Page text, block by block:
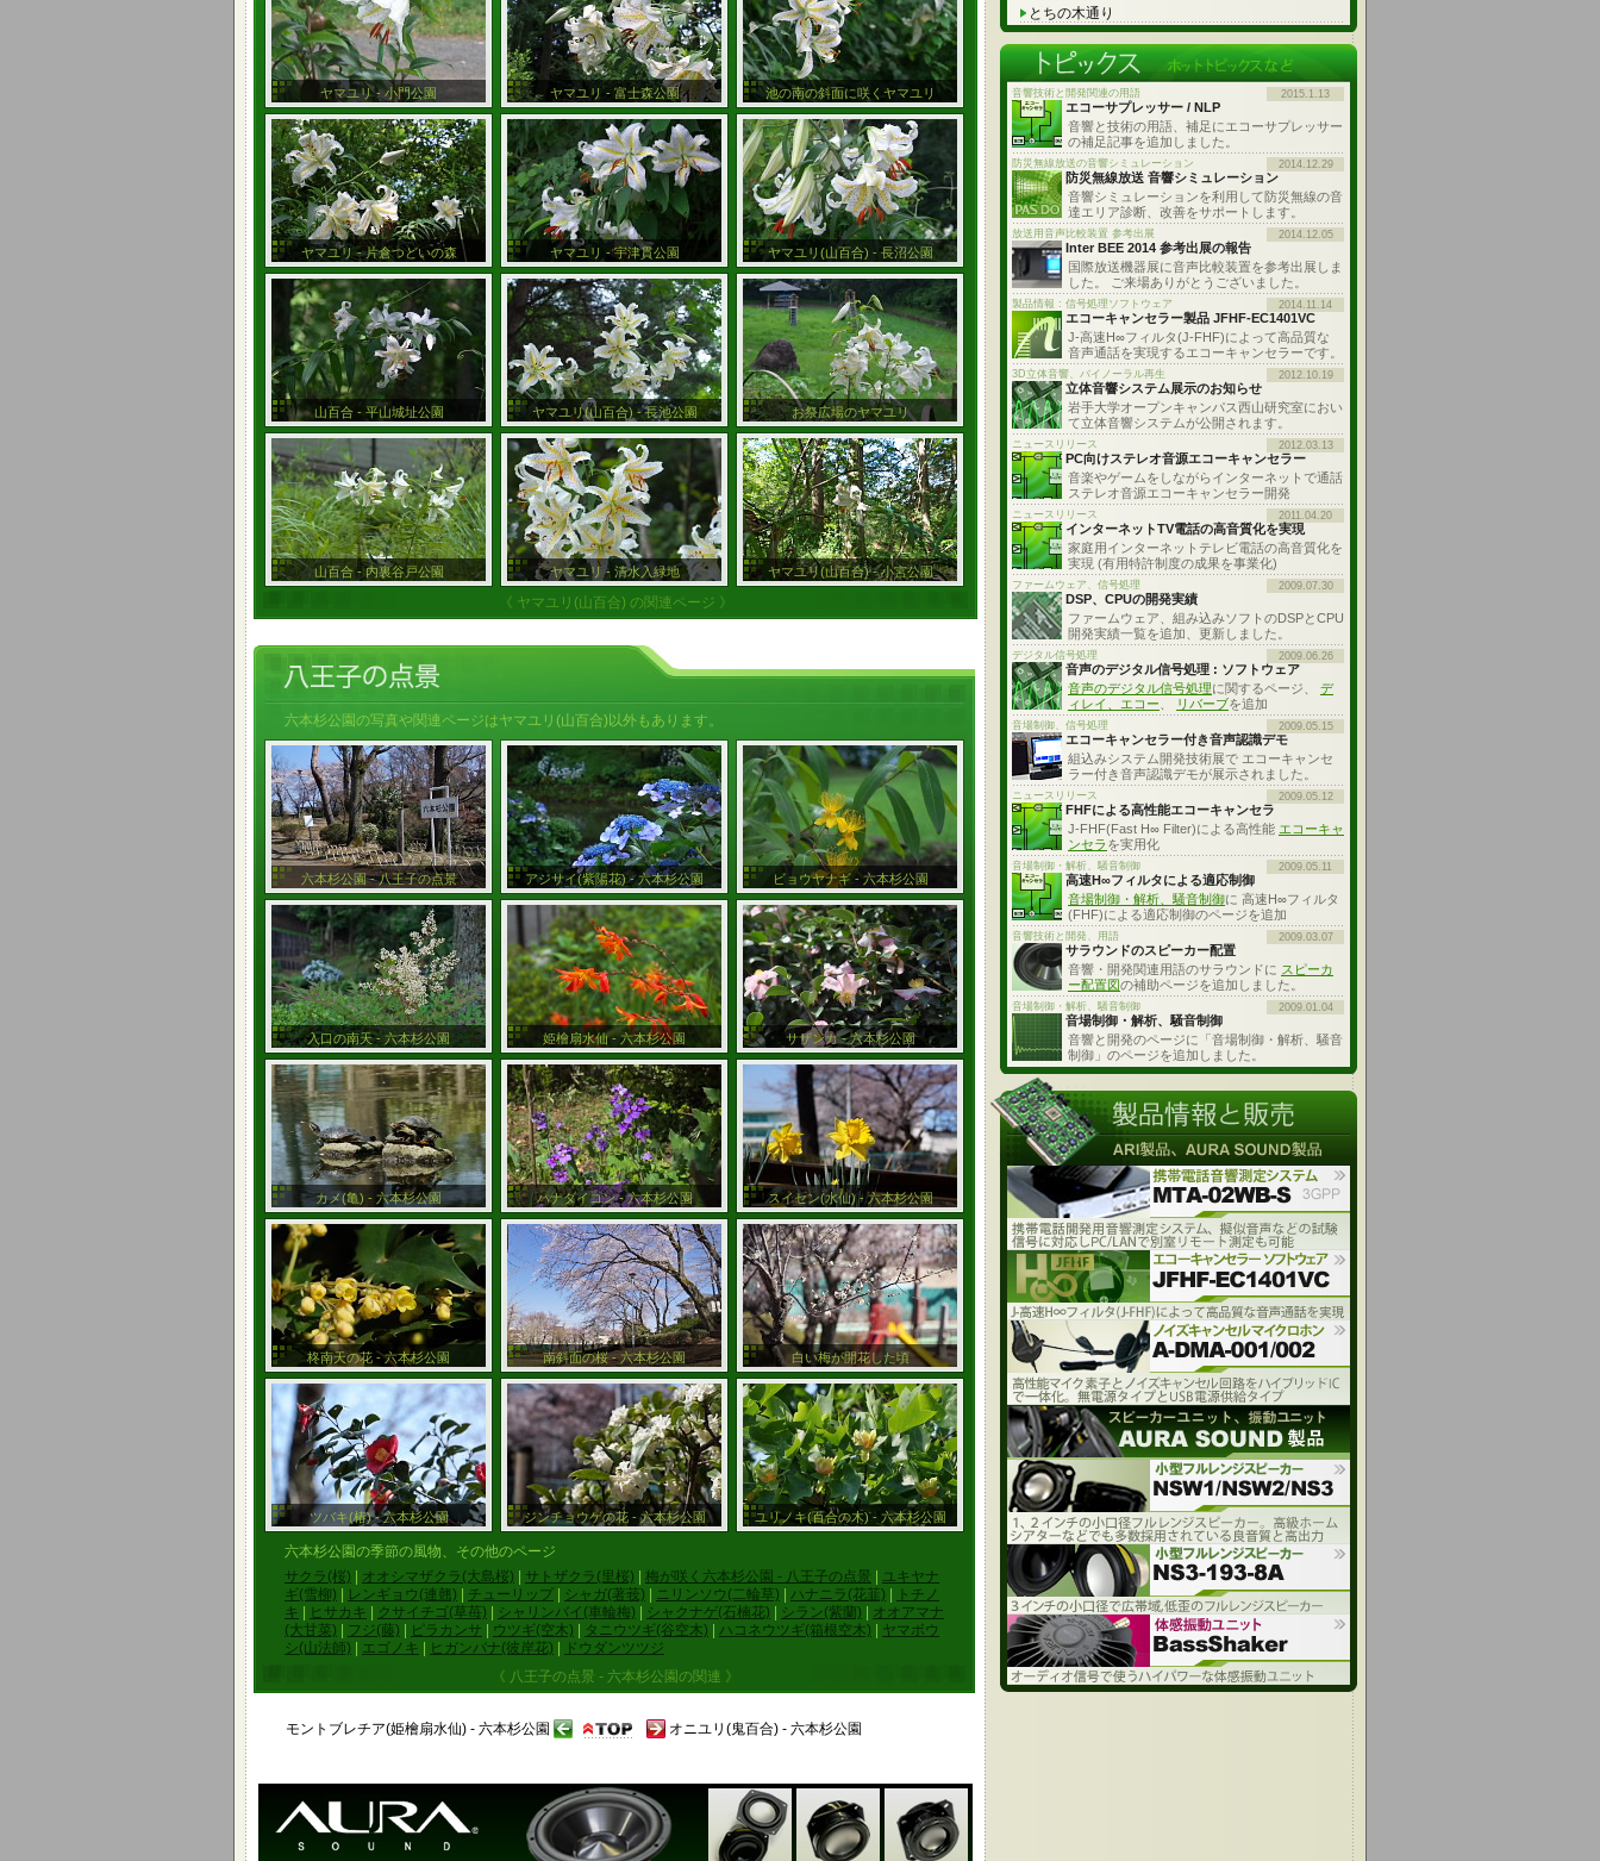
ヤマユリ - 小門公園 ヤマユリ - 富士森公園 池の南の斜面に咲くヤマユリ
ヤマユリ - 片倉つどいの森 ヤマユリ - 宇津貫公園 ヤマユリ(山百合) - 長沼公園
山百合 - 平山城址公園 ヤマユリ(山百合) - 長池公園 お祭広場のヤマユリ
山百合 - 内裏谷戸公園 ヤマユリ - 清水入緑地 ヤマユリ(山百合) - 小宮公園
《 ヤマユリ(山百合) の関連ページ 》
六本杉公園の写真や関連ページはヤマユリ(山百合)以外もあります。
六本杉公園 - 八王子の点景 アジサイ(紫陽花) - 六本杉公園 ビョウヤナギ - 六本杉公園
入口の南天 - 六本杉公園 姫檜扇水仙 - 六本杉公園 サザンカ - 六本杉公園
カメ(亀) - 六本杉公園 ハナダイコン - 六本杉公園 スイセン(水仙) - 六本杉公園
柊南天の花 - 六本杉公園 南斜面の桜 - 六本杉公園 白い梅が開花した頃
ツバキ(椿) - 六本杉公園 ジンチョウゲの花 - 六本杉公園 ユリノキ(百合の木) - 六本杉公園
六本杉公園の季節の風物、その他のページ
サクラ(桜)
オオシマザクラ(大島桜) サトザクラ(里桜) 梅が咲く六本杉公園 - 八王子の点景
ユキヤナ
ギ(雪柳)
レンギョウ(連翹) チューリップ シャガ(著莪) ニリンソウ(二輪草) ハナニラ(花韮)
トチノ
キ
ヒサカキ クサイチゴ(草苺) シャリンバイ(車輪梅) シャクナゲ(石楠花) シラン(紫蘭)
オオアマナ
(大甘菜)
フジ(藤) ピラカンサ ウツギ(空木) タニウツギ(谷空木) ハコネウツギ(箱根空木)
ヤマボウ
シ(山法師)
エゴノキ ヒガンバナ(彼岸花)
ドウダンツツジ
《 八王子の点景 - 六本杉公園の関連 》
モントブレチア(姫檜扇水仙) - 六本杉公園 オニユリ(鬼百合) - 六本杉公園
とちの木通り
音響技術と開発関連の用語 2015.1.13
エコーサプレッサー / NLP
音響と技術の用語、補足にエコーサプレッサー
の補足記事を追加しました。
防災無線放送の音響シミュレーション 2014.12.29
防災無線放送 音響シミュレーション
音響シミュレーションを利用して防災無線の音
達エリア診断、改善をサポートします。
放送用音声比較装置 参考出展 2014.12.05
Inter BEE 2014 参考出展の報告
国際放送機器展に音声比較装置を参考出展しま
した。 ご来場ありがとうございました。
製品情報 : 信号処理ソフトウェア 2014.11.14
エコーキャンセラー製品 JFHF-EC1401VC
J-高速H∞フィルタ(J-FHF)によって高品質な
音声通話を実現するエコーキャンセラーです。
3D立体音響、バイノーラル再生 2012.10.19
立体音響システム展示のお知らせ
岩手大学オープンキャンパス西山研究室におい
て立体音響システムが公開されます。
ニュースリリース 2012.03.13
PC向けステレオ音源エコーキャンセラー
音楽やゲームをしながらインターネットで通話
ステレオ音源エコーキャンセラー開発
ニュースリリース 2011.04.20
インターネットTV電話の高音質化を実現
家庭用インターネットテレビ電話の高音質化を
実現 (有用特許制度の成果を事業化)
ファームウェア、信号処理 2009.07.30
DSP、CPUの開発実績
ファームウェア、組み込みソフトのDSPとCPU
開発実績一覧を追加、更新しました。
デジタル信号処理 2009.06.26
音声のデジタル信号処理 : ソフトウェア
音声のデジタル信号処理に関するページ、 デ
ィレイ、エコー
リバーブを追加
音場制御、信号処理 2009.05.15
エコーキャンセラー付き音声認識デモ
組込みシステム開発技術展で エコーキャンセ
ラー付き音声認識デモが展示されました。
ニュースリリース 2009.05.12
FHFによる高性能エコーキャンセラ
J-FHF(Fast H∞ Filter)による高性能 エコーキャ
ンセラ を実用化
音場制御・解析、騒音制御 2009.05.11
高速H∞フィルタによる適応制御
音場制御・解析、騒音制御に 高速H∞フィルタ
(FHF)による適応制御のページを追加
音響技術と開発、用語 2009.03.07
サラウンドのスピーカー配置
音響・開発関連用語のサラウンドに スピーカ
ー配置図の補助ページを追加しました。
音場制御・解析、騒音制御 2009.01.04
音場制御・解析、騒音制御
音響と開発のページに「音場制御・解析、騒音
制御」のページを追加しました。